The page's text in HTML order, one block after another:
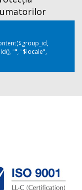
"", "$locale",